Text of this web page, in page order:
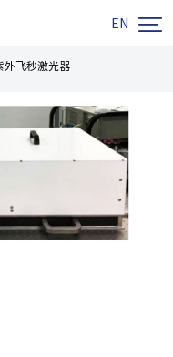
EN 
外飞秒激光器